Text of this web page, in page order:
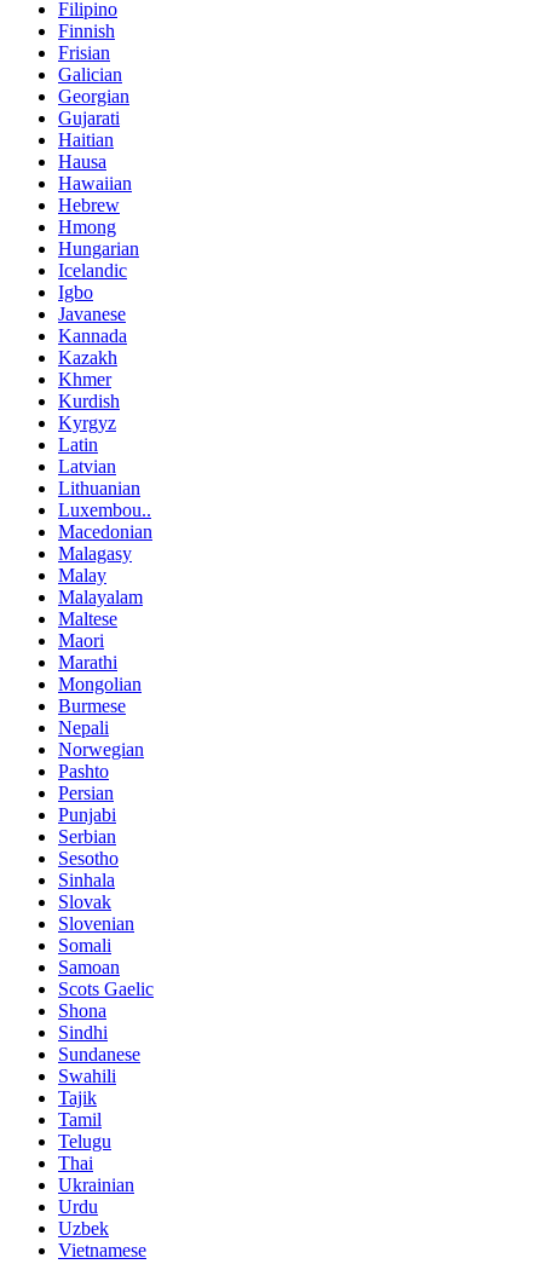
Filipino
Finnish
Frisian
Galician
Georgian
Gujarati
Haitian
Hausa
Hawaiian
Hebrew
Hmong
Hungarian
Icelandic
Igbo
Javanese
Kannada
Kazakh
Khmer
Kurdish
Kyrgyz
Latin
Latvian
Lithuanian
Luxembou..
Macedonian
Malagasy
Malay
Malayalam
Maltese
Maori
Marathi
Mongolian
Burmese
Nepali
Norwegian
Pashto
Persian
Punjabi
Serbian
Sesotho
Sinhala
Slovak
Slovenian
Somali
Samoan
Scots Gaelic
Shona
Sindhi
Sundanese
Swahili
Tajik
Tamil
Telugu
Thai
Ukrainian
Urdu
Uzbek
Vietnamese